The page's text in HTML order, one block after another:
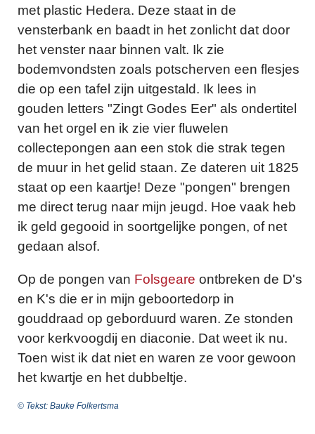
met plastic Hedera. Deze staat in de
vensterbank en baadt in het zonlicht dat door
het venster naar binnen valt. Ik zie
bodemvondsten zoals potscherven een flesjes
die op een tafel zijn uitgestald. Ik lees in
gouden letters "Zingt Godes Eer" als ondertitel
van het orgel en ik zie vier fluwelen
collectepongen aan een stok die strak tegen
de muur in het gelid staan. Ze dateren uit 1825
staat op een kaartje! Deze "pongen" brengen
me direct terug naar mijn jeugd. Hoe vaak heb
ik geld gegooid in soortgelijke pongen, of net
gedaan alsof.
Op de pongen van Folsgeare ontbreken de D's
en K's die er in mijn geboortedorp in
gouddraad op geborduurd waren. Ze stonden
voor kerkvoogdij en diaconie. Dat weet ik nu.
Toen wist ik dat niet en waren ze voor gewoon
het kwartje en het dubbeltje.
© Tekst: Bauke Folkertsma